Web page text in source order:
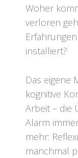
Woher
verloren
installiert?
Das eigene
kognitive
Arbeit – die
Alarm
mehr:
manchmal